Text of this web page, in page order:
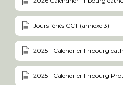
Jours fériés CCT (annexe 3)
2025 - Calendrier Fribourg
2025 - Calendrier Fribourg